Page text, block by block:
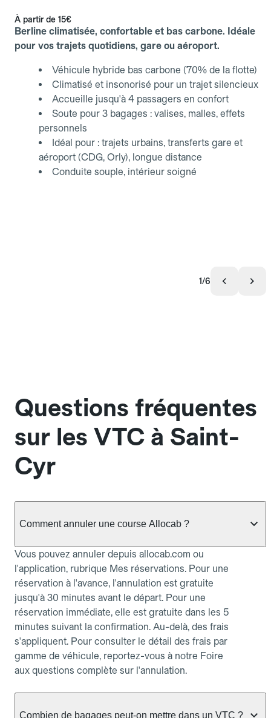
À partir de 15€
Berline climatisée, confortable et bas carbone. Idéale
pour vos trajets quotidiens, gare ou aéroport.
Véhicule hybride bas carbone (70% de la flotte)
Climatisé et insonorisé pour un trajet silencieux
Accueille jusqu'à 4 passagers en confort
Soute pour 3 bagages : valises, malles, effets
personnels
Idéal pour : trajets urbains, transferts gare et
aéroport (CDG, Orly), longue distance
Conduite souple, intérieur soigné
1/6
Questions fréquentes
sur les VTC à Saint-
Cyr
Comment annuler une course Allocab ?
Vous pouvez annuler depuis allocab.com ou
l'application, rubrique Mes réservations. Pour une
réservation à l'avance, l'annulation est gratuite
jusqu'à 30 minutes avant le départ. Pour une
réservation immédiate, elle est gratuite dans les 5
minutes suivant la confirmation. Au-delà, des frais
s'appliquent. Pour consulter le détail des frais par
gamme de véhicule, reportez-vous à notre Foire
aux questions complète sur l'annulation.
Combien de bagages peut-on mettre dans un VTC ?